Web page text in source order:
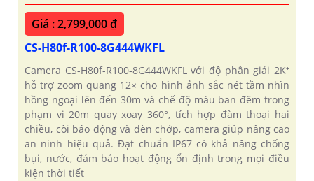
Giá : 2,799,000 ₫
CS-H80f-R100-8G444WKFL
Camera CS-H80f-R100-8G444WKFL với độ phân giải 2K⁺
hỗ trợ zoom quang 12× cho hình ảnh sắc nét tầm nhìn
hồng ngoại lên đến 30m và chế độ màu ban đêm trong
phạm vi 20m quay xoay 360°, tích hợp đàm thoại hai
chiều, còi báo động và đèn chớp, camera giúp nâng cao
an ninh hiệu quả. Đạt chuẩn IP67 có khả năng chống
bụi, nước, đảm bảo hoạt động ổn định trong mọi điều
kiện thời tiết